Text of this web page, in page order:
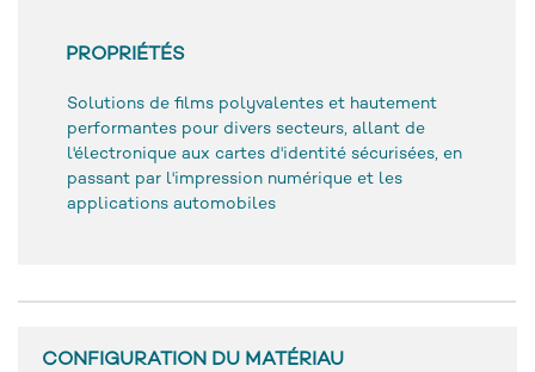
PROPRIÉTÉS
Solutions de films polyvalentes et hautement
performantes pour divers secteurs, allant de
l'électronique aux cartes d'identité sécurisées, en
passant par l'impression numérique et les
applications automobiles
CONFIGURATION DU MATÉRIAU